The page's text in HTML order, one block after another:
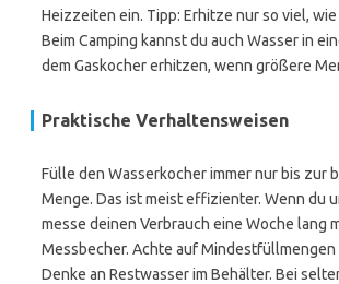
Heizzeiten ein. Tipp: Erhitze nur so viel,
Beim Camping kannst du auch Wasser in
dem Gaskocher erhitzen, wenn größere
Praktische Verhaltensweisen
Fülle den Wasserkocher immer nur bis zur
Menge. Das ist meist effizienter. Wenn du
messe deinen Verbrauch eine Woche lang
Messbecher. Achte auf Mindestfüllmengen
Denke an Restwasser im Behälter. Bei